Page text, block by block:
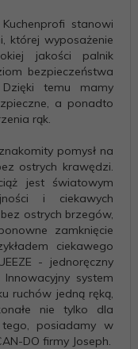
stanowi
której wyposażenie
jakości palnik
bezpieczeństwa
temu mamy
a ponadto
rąk.
pomysł na
ostrych krawędzi.
jest światowym
i ciekawych
ostrych brzegów,
zamknięcie
ciekawego
- jednoręczny
system
ruchów jedną ręką,
nie tylko dla
posiadamy w
DO firmy Joseph.